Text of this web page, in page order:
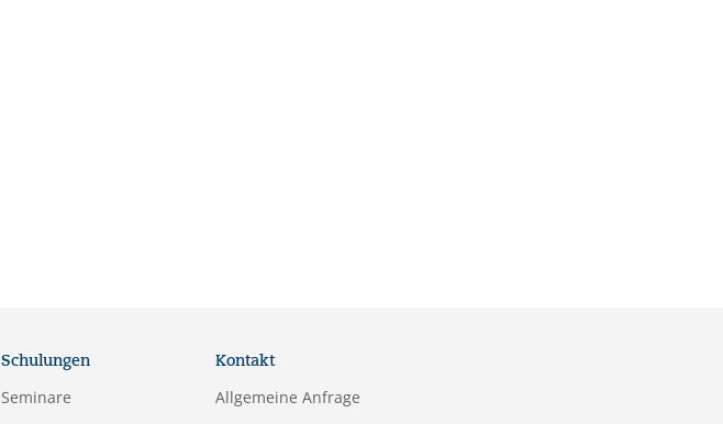
Schulungen
Seminare
Kontakt
Allgemeine Anfrage